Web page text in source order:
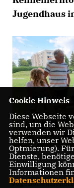
Jugendhaus
Cookie Hinweis
Diese Webseite
sind, um die
verwenden wir
helfen, unser
Optmierung).
Dienste,
Einwilligung
Informationen